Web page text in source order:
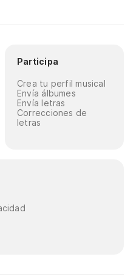
Participa
Crea tu perfil musical
Envía álbumes
Envía letras
Correcciones de
letras